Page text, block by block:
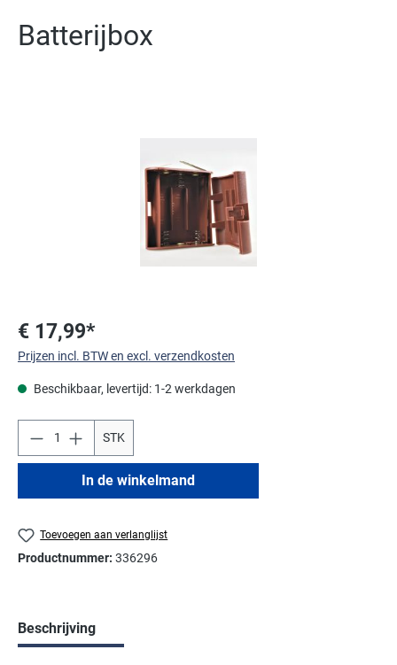
Batterijbox
€ 17,99*
Prijzen incl. BTW en excl. verzendkosten
Beschikbaar, levertijd: 1-2 werkdagen
STK
In de winkelmand
Toevoegen aan verlanglijst
Productnummer: 336296
Beschrijving